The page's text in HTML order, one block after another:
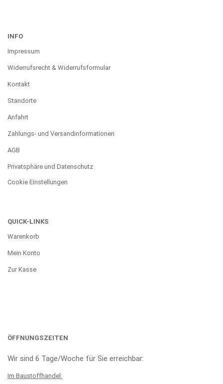
INFO
Impressum
Widerrufsrecht & Widerrufsformular
Kontakt
Standorte
Anfahrt
Zahlungs- und Versandinformationen
AGB
Privatsphäre und Datenschutz
Cookie Einstellungen
QUICK-LINKS
Warenkorb
Mein Konto
Zur Kasse
ÖFFNUNGSZEITEN
Wir sind 6 Tage/Woche für Sie erreichbar:
Im Baustoffhandel: